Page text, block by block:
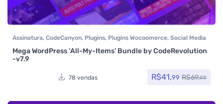
Assinatura, CodeCanyon, Plugins, Plugins Wocoomerce, Social Media
Plugins, Woocommerce
Mega WordPress ‘All-My-Items’ Bundle by CodeRevolution
-v7.9
78 vendas R$41,99 R$69,99